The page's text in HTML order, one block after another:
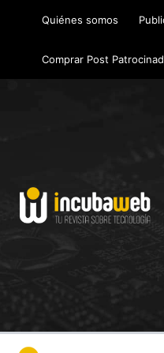
Quiénes somos
Comprar Post